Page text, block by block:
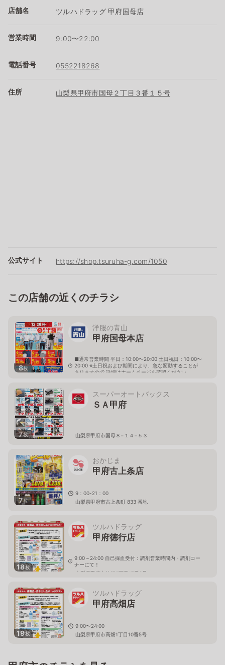
店舗名 ツルハドラッグ 甲府国母店
営業時間 9:00〜22:00
電話番号 0552218268
住所 山梨県甲府市国母２丁目３番１５号
公式サイト https://shop.tsuruha-g.com/1050
この店舗の近くのチラシ
8枚
洋服の青山
甲府国母本店
■通常営業時間 平日：10:00〜20:00 土日祝日：10:00〜
20:00 ※土日祝および期間により、急な変動することが
ありますので 詳細はホームページを確認ください
7枚
スーパーオートバックス
ＳＡ甲府
山梨県甲府市国母８−１４−５３
7枚
おかじま
甲府古上条店
9：00-21：00
山梨県甲府市古上条町 833 番地
18枚
ツルハドラッグ
甲府徳行店
9:00～24:00 自己採血受付：調剤営業時間内・調剤コー
ナーにて！
山梨県甲府市徳行2丁目17番3号
19枚
ツルハドラッグ
甲府高畑店
9:00〜24:00
山梨県甲府市高畑1丁目10番5号